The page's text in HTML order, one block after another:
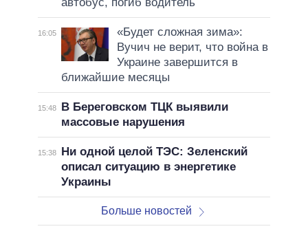
16:05
«Будет сложная зима»:
Вучич не верит, что война в
Украине завершится в
ближайшие месяцы
15:48
В Береговском ТЦК выявили
массовые нарушения
15:38
Ни одной целой ТЭС: Зеленский
описал ситуацию в энергетике
Украины
Больше новостей